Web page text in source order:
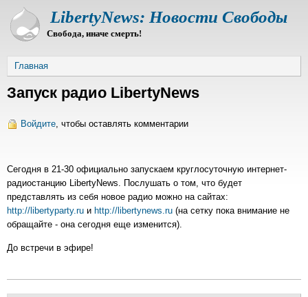
Перейти
основному
LibertyNews: Новости Свободы
Свобода, иначе смерть!
Строка
навигации
Главная
Запуск радио LibertyNews
Войдите , чтобы оставлять комментарии
Сегодня в 21-30 официально запускаем круглосуточную интернет-
радиостанцию LibertyNews. Послушать о том, что будет
представлять из себя новое радио можно на сайтах:
http://libertyparty.ru и http://libertynews.ru (на сетку пока внимание не
обращайте - она сегодня еще изменится).
До встречи в эфире!